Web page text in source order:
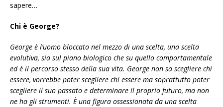
sapere…
Chi è George?
George è l’uomo bloccato nel mezzo di una scelta, una scelta
evolutiva, sia sul piano biologico che su quello comportamentale
ed è il percorso stesso della sua vita. George non sa scegliere chi
essere, vorrebbe poter scegliere chi essere ma soprattutto poter
scegliere il suo passato e determinare il proprio futuro, ma non
ne ha gli strumenti. È una figura ossessionata da una scelta